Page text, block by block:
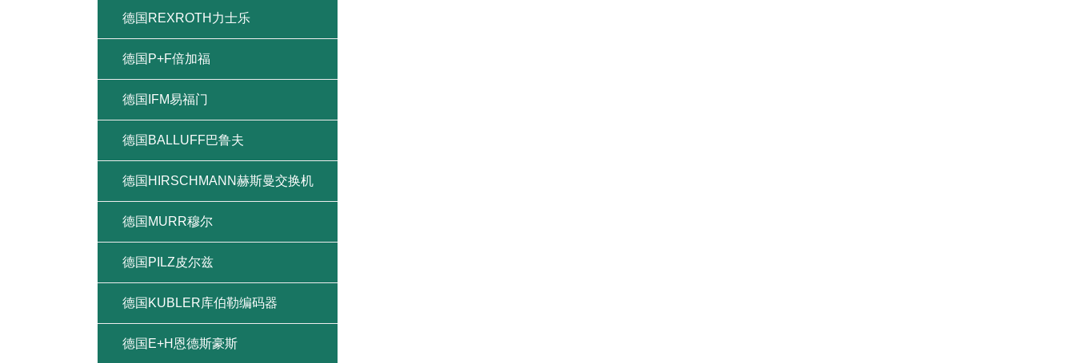
德国REXROTH力士乐
德国P+F倍加福
德国IFM易福门
德国BALLUFF巴鲁夫
德国HIRSCHMANN赫斯曼交换机
德国MURR穆尔
德国PILZ皮尔兹
德国KUBLER库伯勒编码器
德国E+H恩德斯豪斯